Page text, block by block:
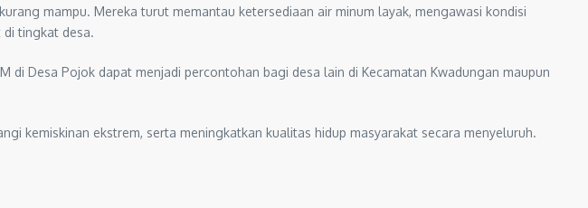
mampu. Mereka turut memantau ketersediaan air minum layak, mengawasi kondisi
di tingkat desa.
Desa Pojok dapat menjadi percontohan bagi desa lain di Kecamatan Kwadungan maupun
kemiskinan ekstrem, serta meningkatkan kualitas hidup masyarakat secara menyeluruh.